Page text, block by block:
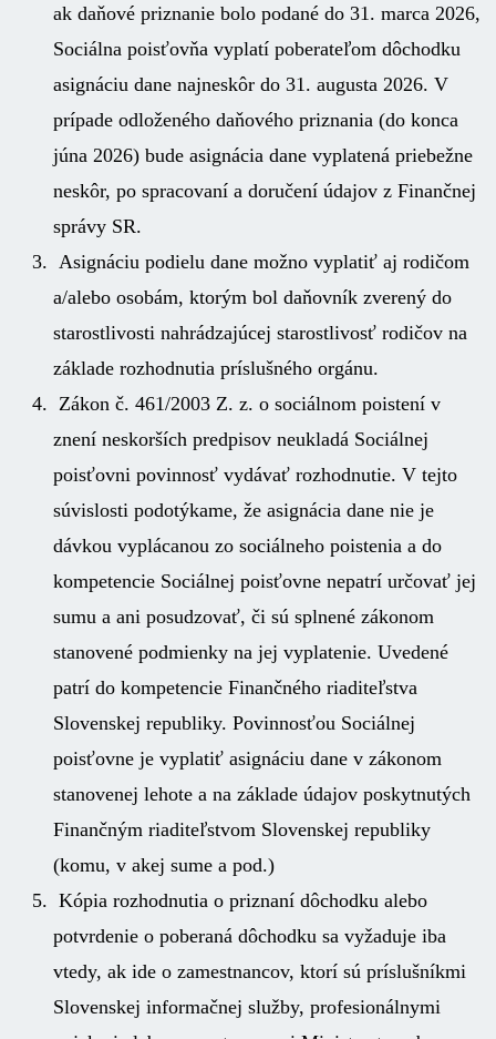
ak daňové priznanie bolo podané do 31. marca 2026,
Sociálna poisťovňa vyplatí poberateľom dôchodku
asignáciu dane najneskôr do 31. augusta 2026. V
prípade odloženého daňového priznania (do konca
júna 2026) bude asignácia dane vyplatená priebežne
neskôr, po spracovaní a doručení údajov z Finančnej
správy SR.
Asignáciu podielu dane možno vyplatiť aj rodičom
a/alebo osobám, ktorým bol daňovník zverený do
starostlivosti nahrádzajúcej starostlivosť rodičov na
základe rozhodnutia príslušného orgánu.
Zákon č. 461/2003 Z. z. o sociálnom poistení v
znení neskorších predpisov neukladá Sociálnej
poisťovni povinnosť vydávať rozhodnutie. V tejto
súvislosti podotýkame, že asignácia dane nie je
dávkou vyplácanou zo sociálneho poistenia a do
kompetencie Sociálnej poisťovne nepatrí určovať jej
sumu a ani posudzovať, či sú splnené zákonom
stanovené podmienky na jej vyplatenie. Uvedené
patrí do kompetencie Finančného riaditeľstva
Slovenskej republiky. Povinnosťou Sociálnej
poisťovne je vyplatiť asignáciu dane v zákonom
stanovenej lehote a na základe údajov poskytnutých
Finančným riaditeľstvom Slovenskej republiky
(komu, v akej sume a pod.)
Kópia rozhodnutia o priznaní dôchodku alebo
potvrdenie o poberaná dôchodku sa vyžaduje iba
vtedy, ak ide o zamestnancov, ktorí sú príslušníkmi
Slovenskej informačnej služby, profesionálnymi